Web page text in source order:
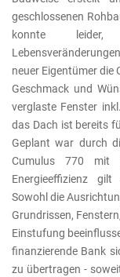
geschlossenen
konnte leider,
neuer Eigentümer die
Geschmack und
verglaste Fenster
das Dach ist bereits
Geplant war durch
Cumulus 770 mit
Energieeffizienz
Sowohl die
Grundrissen,
Einstufung
finanzierende Bank
zu übertragen -